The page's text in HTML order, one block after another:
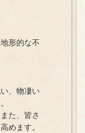
形的な不
、物凄い
た、皆さ
めます。